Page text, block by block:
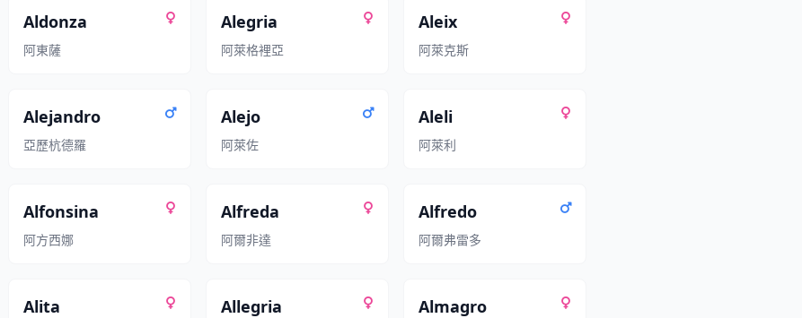
Aldonza
阿東薩
Alegria
阿萊格裡亞
Aleix
阿萊克斯
Alejandro
亞歷杭德羅
Alejo
阿萊佐
Aleli
阿萊利
Alfonsina
阿方西娜
Alfreda
阿爾非達
Alfredo
阿爾弗雷多
Alita Allegria Almagro